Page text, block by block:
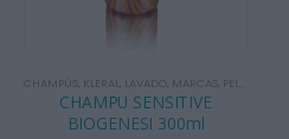
CHAMPÚS KLERAL LAVADO MARCAS PELUQUERÍA
CHAMPU SENSITIVE
BIOGENESI 300ml